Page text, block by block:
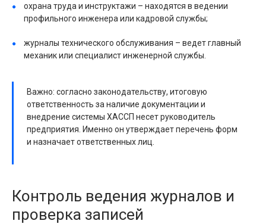
охрана труда и инструктажи – находятся в ведении
профильного инженера или кадровой службы;
журналы технического обслуживания – ведет главный
механик или специалист инженерной службы.
Важно: согласно законодательству, итоговую
ответственность за наличие документации и
внедрение системы ХАССП несет руководитель
предприятия. Именно он утверждает перечень форм
и назначает ответственных лиц.
Контроль ведения журналов и
проверка записей